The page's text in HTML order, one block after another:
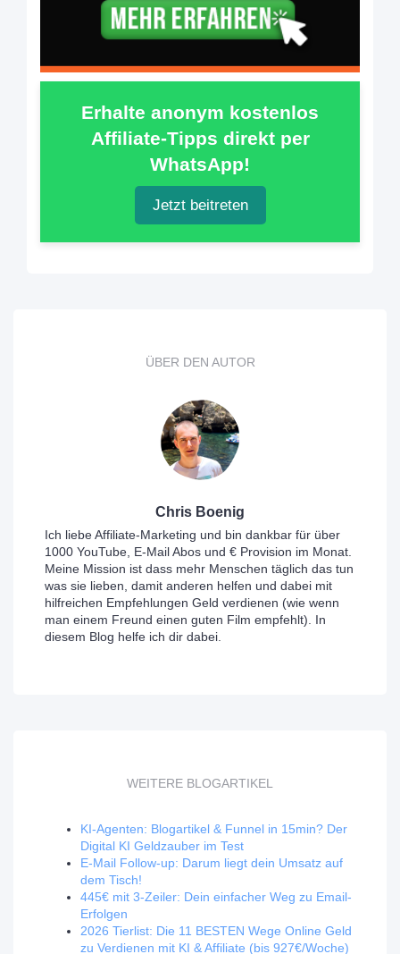
Erhalte anonym kostenlos
Affiliate-Tipps direkt per
WhatsApp!
Jetzt beitreten
ÜBER DEN AUTOR
Chris Boenig
Ich liebe Affiliate-Marketing und bin dankbar für über
1000 YouTube, E-Mail Abos und € Provision im Monat.
Meine Mission ist dass mehr Menschen täglich das tun
was sie lieben, damit anderen helfen und dabei mit
hilfreichen Empfehlungen Geld verdienen (wie wenn
man einem Freund einen guten Film empfehlt). In
diesem Blog helfe ich dir dabei.
WEITERE BLOGARTIKEL
KI-Agenten: Blogartikel & Funnel in 15min? Der
Digital KI Geldzauber im Test
E-Mail Follow-up: Darum liegt dein Umsatz auf
dem Tisch!
445€ mit 3-Zeiler: Dein einfacher Weg zu Email-
Erfolgen
2026 Tierlist: Die 11 BESTEN Wege Online Geld
zu Verdienen mit KI & Affiliate (bis 927€/Woche)